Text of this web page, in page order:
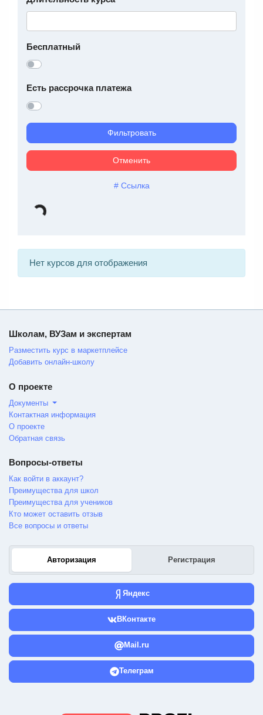
Бесплатный
Есть рассрочка платежа
Фильтровать
Отменить
# Ссылка
Нет курсов для отображения
Школам, ВУЗам и экспертам
Разместить курс в маркетплейсе
Добавить онлайн-школу
О проекте
Документы
Контактная информация
О проекте
Обратная связь
Вопросы-ответы
Как войти в аккаунт?
Преимущества для школ
Преимущества для учеников
Кто может оставить отзыв
Все вопросы и ответы
Авторизация Регистрация
Яндекс
ВКонтакте
Mail.ru
Телеграм